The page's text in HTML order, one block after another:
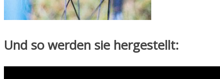
Und so werden sie hergestellt: